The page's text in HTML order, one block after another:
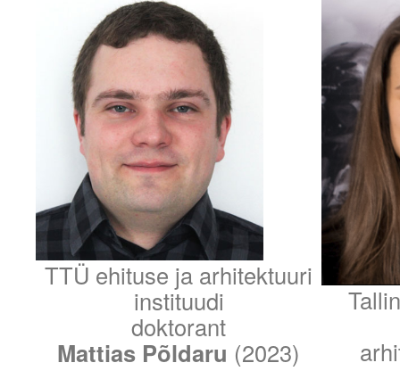
TTÜ ehituse ja arhitektuuri
instituudi
doktorant
Mattias Põldaru (2023)